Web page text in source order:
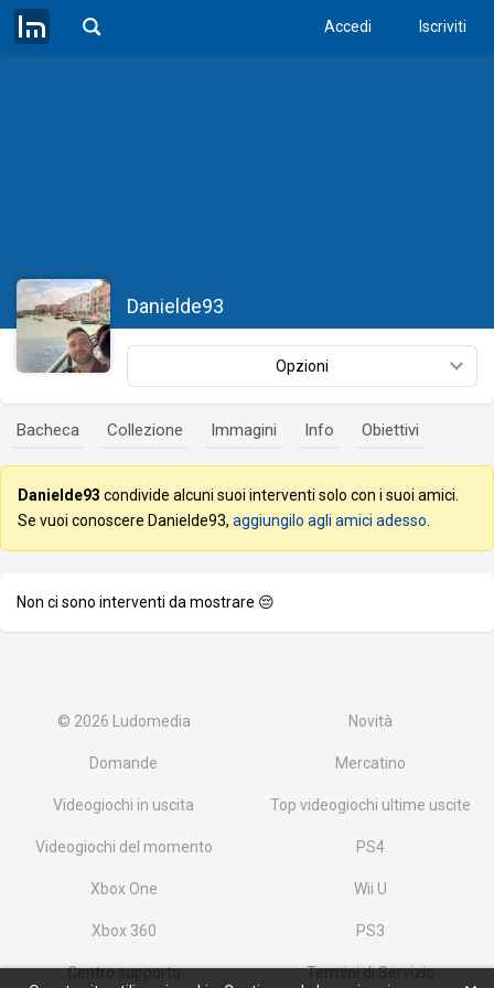
Accedi Iscriviti
Danielde93
Opzioni
Bacheca Collezione Immagini Info Obiettivi
Danielde93 condivide alcuni suoi interventi solo con i suoi amici.
Se vuoi conoscere Danielde93, aggiungilo agli amici adesso
Non ci sono interventi da mostrare 😔
© 2026 Ludomedia Novità
Domande Mercatino
Videogiochi in uscita Top videogiochi ultime uscite
Videogiochi del momento PS4
Xbox One Wii U
Xbox 360 PS3
Centro supporto
Termini di Servizio